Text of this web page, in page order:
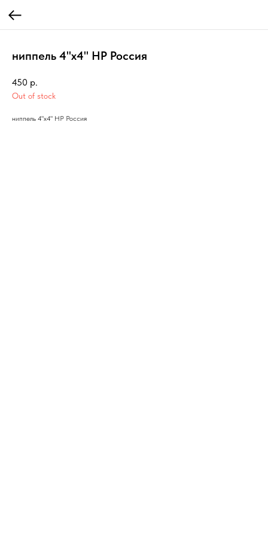
ниппель 4"х4" НР Россия
450 р.
Out of stock
ниппель 4"х4" НР Россия